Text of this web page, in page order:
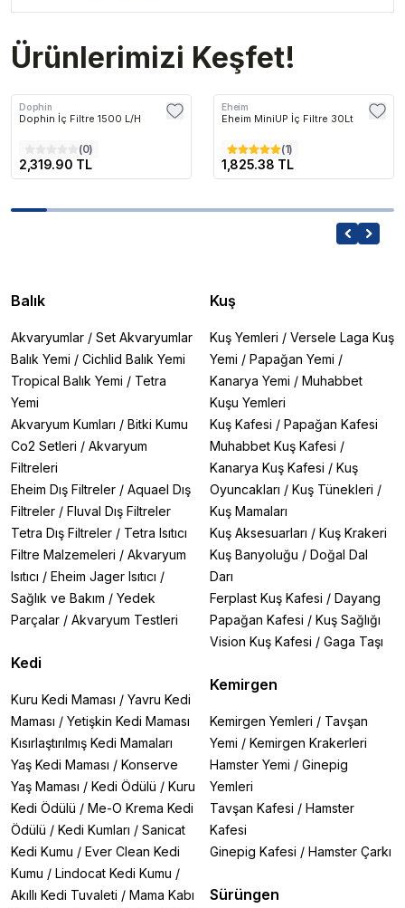
Ürünlerimizi Keşfet!
Dophin
Dophin İç Filtre 1500 L/H
(0)
2,319.90 TL
Eheim
Eheim MiniUP İç Filtre 30Lt
(1)
1,825.38 TL
Balık
Akvaryumlar / Set Akvaryumlar
Balık Yemi / Cichlid Balık Yemi
Tropical Balık Yemi / Tetra
Yemi
Akvaryum Kumları / Bitki Kumu
Co2 Setleri / Akvaryum
Filtreleri
Eheim Dış Filtreler / Aquael Dış
Filtreler / Fluval Dış Filtreler
Tetra Dış Filtreler / Tetra Isıtıcı
Filtre Malzemeleri / Akvaryum
Isıtıcı / Eheim Jager Isıtıcı /
Sağlık ve Bakım / Yedek
Parçalar / Akvaryum Testleri
Kedi
Kuru Kedi Maması / Yavru Kedi
Maması / Yetişkin Kedi Maması
Kısırlaştırılmış Kedi Mamaları
Yaş Kedi Maması / Konserve
Yaş Maması / Kedi Ödülü / Kuru
Kedi Ödülü / Me-O Krema Kedi
Ödülü / Kedi Kumları / Sanicat
Kedi Kumu / Ever Clean Kedi
Kumu / Lindocat Kedi Kumu /
Akıllı Kedi Tuvaleti / Mama Kabı
Kuş
Kuş Yemleri / Versele Laga Kuş
Yemi / Papağan Yemi /
Kanarya Yemi / Muhabbet
Kuşu Yemleri
Kuş Kafesi / Papağan Kafesi
Muhabbet Kuş Kafesi /
Kanarya Kuş Kafesi / Kuş
Oyuncakları / Kuş Tünekleri /
Kuş Mamaları
Kuş Aksesuarları / Kuş Krakeri
Kuş Banyoluğu / Doğal Dal
Darı
Ferplast Kuş Kafesi / Dayang
Papağan Kafesi / Kuş Sağlığı
Vision Kuş Kafesi / Gaga Taşı
Kemirgen
Kemirgen Yemleri / Tavşan
Yemi / Kemirgen Krakerleri
Hamster Yemi / Ginepig
Yemleri
Tavşan Kafesi / Hamster
Kafesi
Ginepig Kafesi / Hamster Çarkı
Sürüngen